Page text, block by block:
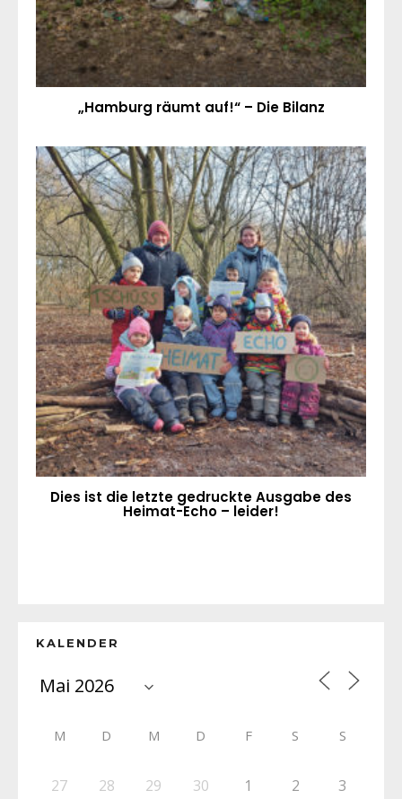
„Hamburg räumt auf!“ – Die Bilanz
Dies ist die letzte gedruckte Ausgabe des
Heimat-Echo – leider!
KALENDER
M D M D F S S
27 28 29 30 1 2 3